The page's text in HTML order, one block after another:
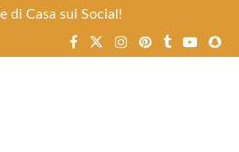
di Casa sui Social!